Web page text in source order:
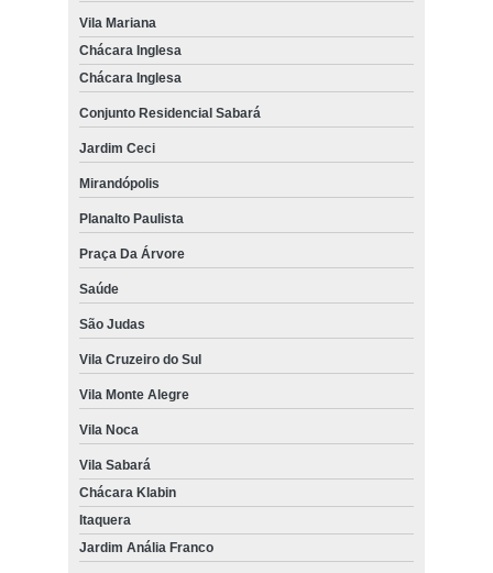
Vila Mariana
Chácara Inglesa
Chácara Inglesa
Conjunto Residencial Sabará
Jardim Ceci
Mirandópolis
Planalto Paulista
Praça Da Árvore
Saúde
São Judas
Vila Cruzeiro do Sul
Vila Monte Alegre
Vila Noca
Vila Sabará
Chácara Klabin
Itaquera
Jardim Anália Franco